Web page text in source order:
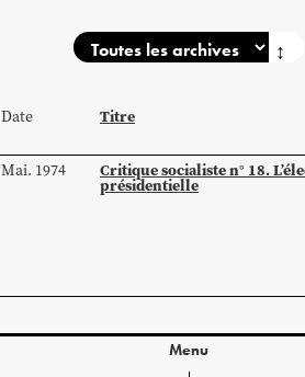
↕
Date Titre
Mai. 1974 Critique socialiste n° 18.
présidentielle
Menu